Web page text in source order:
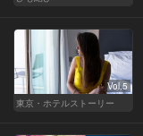
Vol.5
東京・ホテルストーリー